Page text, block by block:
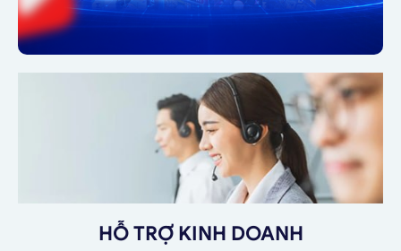
HỖ TRỢ KINH DOANH